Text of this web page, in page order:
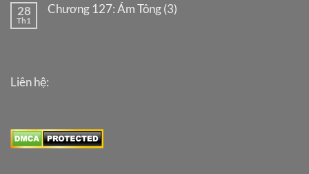
28
Th1
Chương 127: Ám Tông (3)
Liên hệ: